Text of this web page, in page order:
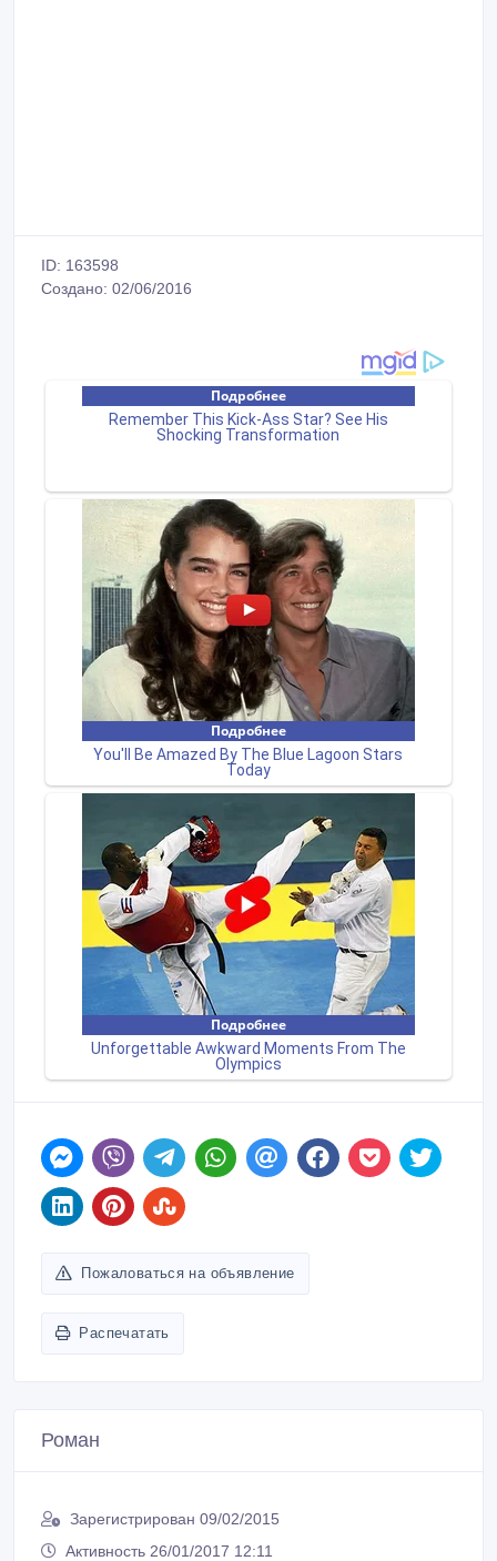
ID: 163598
Создано: 02/06/2016
Пожаловаться на объявление
Распечатать
Роман
Зарегистрирован 09/02/2015
Активность 26/01/2017 12:11